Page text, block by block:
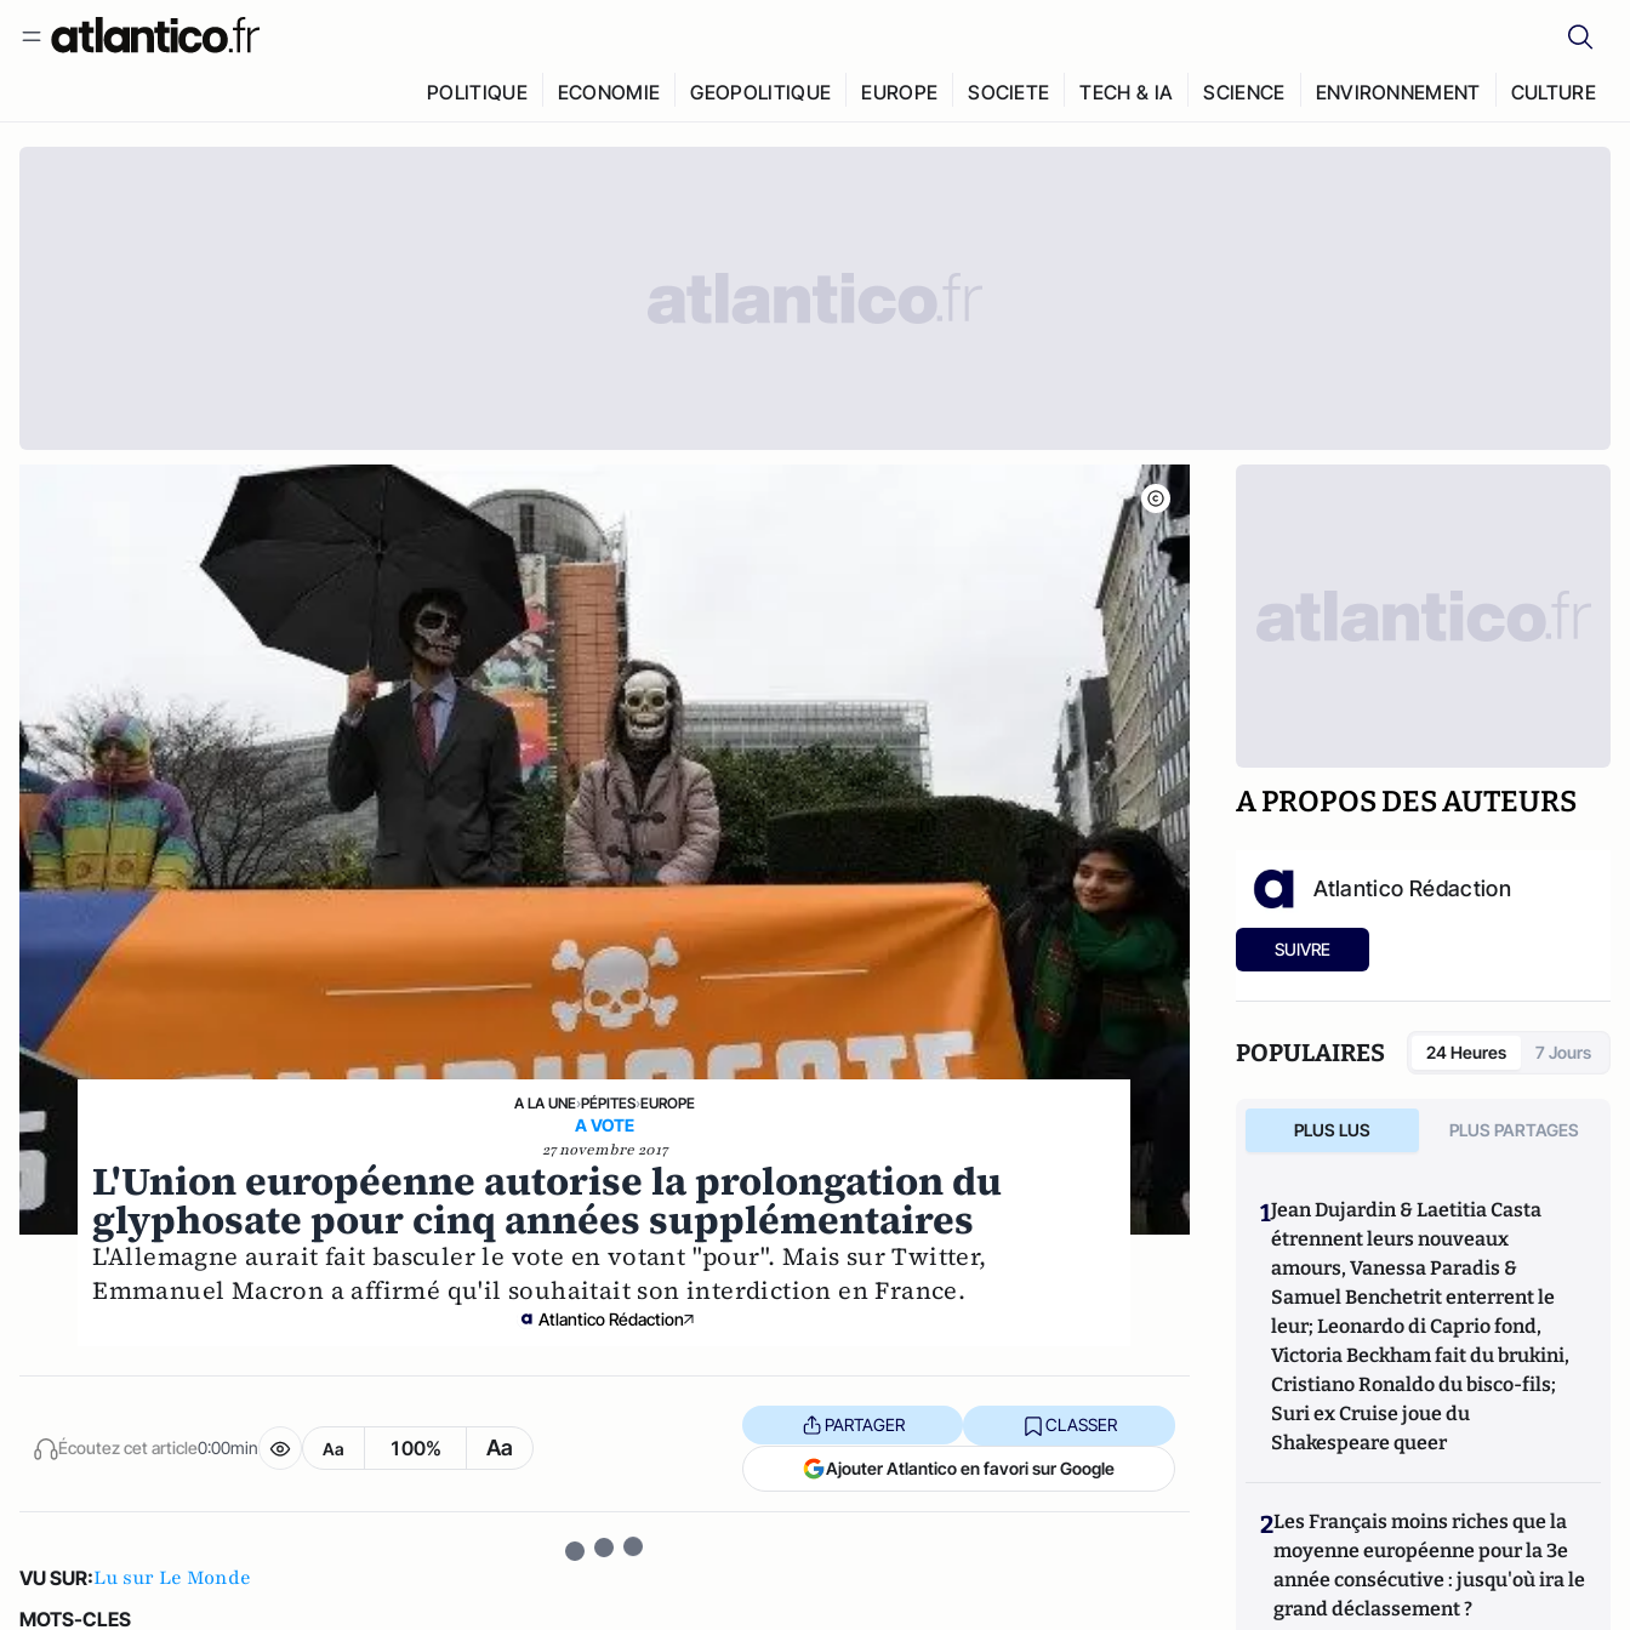
POLITIQUE ECONOMIE GEOPOLITIQUE EUROPE SOCIETE TECH & IA SCIENCE ENVIRONNEMENT CULTURE
A LA UNE›PÉPITES›EUROPE
A VOTE
27 novembre 2017
L'Union européenne autorise la prolongation du
glyphosate pour cinq années supplémentaires
L'Allemagne aurait fait basculer le vote en votant "pour". Mais sur Twitter,
Emmanuel Macron a affirmé qu'il souhaitait son interdiction en France.
Atlantico Rédaction
Écoutez cet article0:00min Aa 100% Aa
PARTAGER CLASSER
Ajouter Atlantico en favori sur Google
VU SUR:Lu sur Le Monde
MOTS-CLES
A PROPOS DES AUTEURS
Atlantico Rédaction
SUIVRE
POPULAIRES 24 Heures 7 Jours
PLUS LUS PLUS PARTAGES
1Jean Dujardin & Laetitia Casta
étrennent leurs nouveaux
amours, Vanessa Paradis &
Samuel Benchetrit enterrent le
leur; Leonardo di Caprio fond,
Victoria Beckham fait du brukini,
Cristiano Ronaldo du bisco-fils;
Suri ex Cruise joue du
Shakespeare queer
2Les Français moins riches que la
moyenne européenne pour la 3e
année consécutive : jusqu'où ira le
grand déclassement ?